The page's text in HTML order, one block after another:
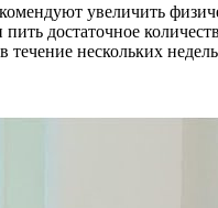
увеличить
пить достаточное
течение нескольких